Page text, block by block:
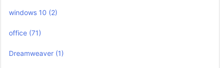
windows 10 (2)
office (71)
Dreamweaver (1)